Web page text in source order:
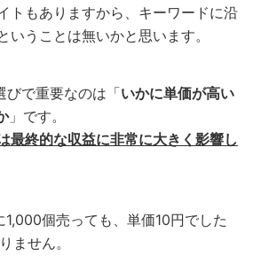
トもありますから、キーワードに沿
いうことは無いかと思います。
びで重要なのは「いかに単価が高い
」です。
最終的な収益に非常に大きく影響し
個売っても、単価10円でした
ません。